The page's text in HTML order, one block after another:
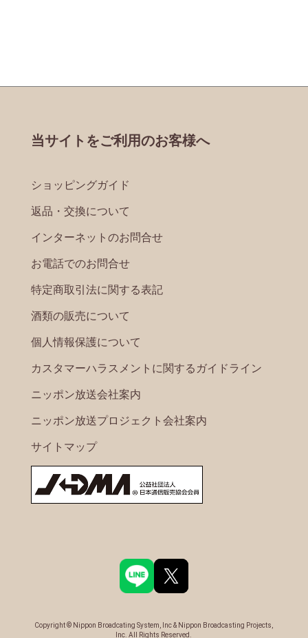
当サイトをご利用のお客様へ
ショッピングガイド
返品・交換について
インターネットのお問合せ
お電話でのお問合せ
特定商取引法に関する表記
酒類の販売について
個人情報保護について
カスタマーハラスメントに関するガイドライン
ニッポン放送会社案内
ニッポン放送プロジェクト会社案内
サイトマップ
Copyright © Nippon Broadcating System, Inc & Nippon Broadcasting Projects,
Inc. All Rights Reserved.